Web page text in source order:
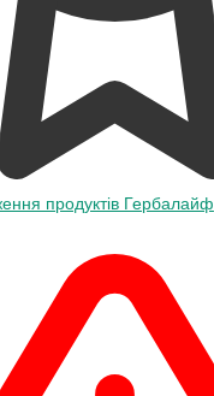
продуктів Гербалайф